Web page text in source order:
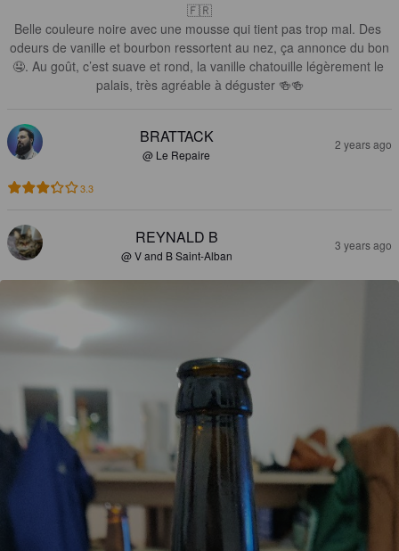
🇫🇷
Belle couleure noire avec une mousse qui tient pas trop mal. Des
odeurs de vanille et bourbon ressortent au nez, ça annonce du bon
🤤. Au goût, c’est suave et rond, la vanille chatouille légèrement le
palais, très agréable à déguster 🍻🍻
BRATTACK
@ Le Repaire
2 years ago
3.3
REYNALD B
@ V and B Saint-Alban
3 years ago